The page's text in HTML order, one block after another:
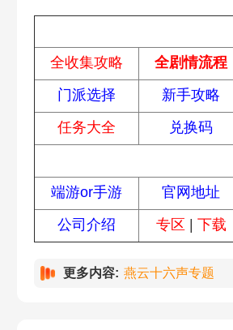
全收集攻略 全剧情流程
门派选择
新手攻略
任务大全
兑换码
端游or手游 官网地址
公司介绍
专区 | 下载
更多内容: 燕云十六声专题